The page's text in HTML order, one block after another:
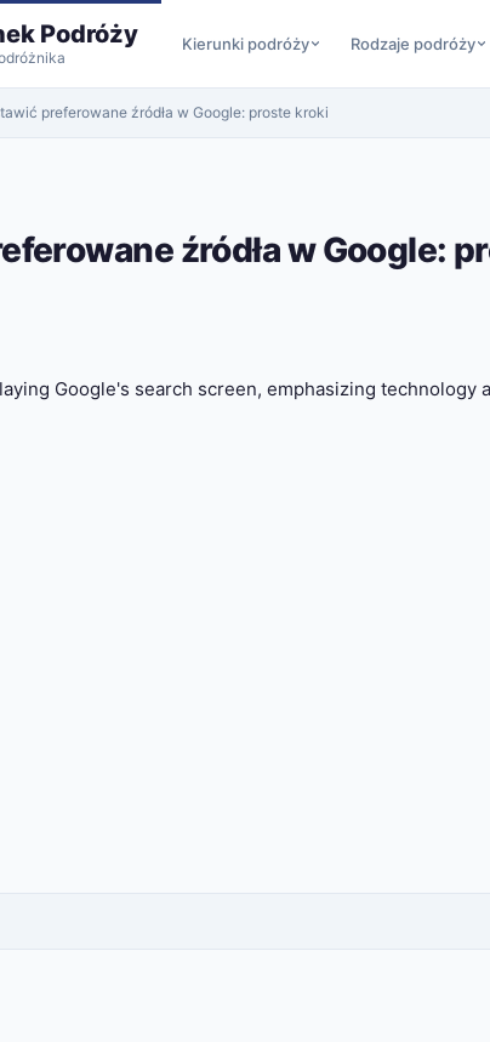
Podróży Kierunki podróży Rodzaje podróży
preferowane źródła w Google: proste kroki
źródła w Google: